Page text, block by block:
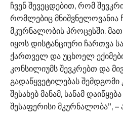
ჩვენ შევეცდებით, რომ
რომლებიც მნიშვნელოვანია
მკურნალობის პროცესში.
იყოს დისტანციური ჩართვა
ქართველ და უცხოელ
კონსილიუმს შევკრებთ და
გადაწყვეტილებას შემდგომი
შესახებ მანამ, სანამ
შესაფერისი მკურნალობა”, –